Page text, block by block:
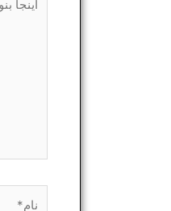
بنویسید…